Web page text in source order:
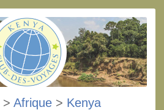
> Afrique > Kenya